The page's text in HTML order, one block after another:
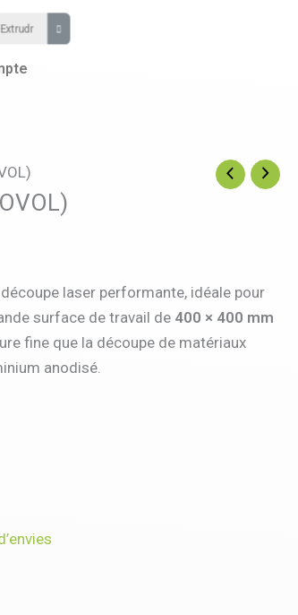
laser performante, idéale pour
surface de travail de 400 × 400 mm
fine que la découpe de matériaux
anodisé.